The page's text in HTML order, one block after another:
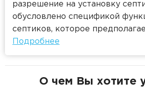
О чем Вы хотите
разрешение на установку
обусловлено спецификой
септиков, которое
стоков. К качественному
сбрасываемых в грунтовые
а, значит, и к септикам,
определенные требования.
Подробнее